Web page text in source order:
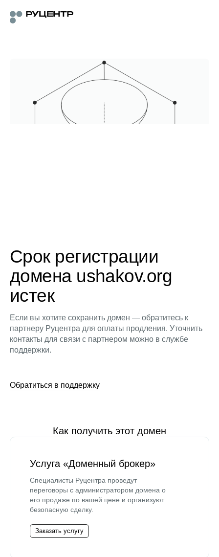
Срок регистрации
домена ushakov.org
истек
Если вы хотите сохранить домен — обратитесь к
партнеру Руцентра для оплаты продления. Уточнить
контакты для связи с партнером можно в службе
поддержки.
Обратиться в поддержку
Как получить этот домен
Услуга «Доменный брокер»
Специалисты Руцентра проведут
переговоры с администратором домена о
его продаже по вашей цене и организуют
безопасную сделку.
Заказать услугу